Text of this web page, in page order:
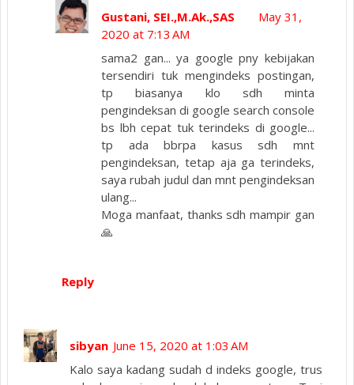
Gustani, SEI.,M.Ak.,SAS
May 31,
2020 at 7:13 AM
sama2 gan... ya google pny kebijakan
tersendiri tuk mengindeks postingan,
tp biasanya klo sdh minta
pengindeksan di google search console
bs lbh cepat tuk terindeks di google...
tp ada bbrpa kasus sdh mnt
pengindeksan, tetap aja ga terindeks,
saya rubah judul dan mnt pengindeksan
ulang...
Moga manfaat, thanks sdh mampir gan
🙏
Reply
sibyan June 15, 2020 at 1:03 AM
Kalo saya kadang sudah d indeks google, trus